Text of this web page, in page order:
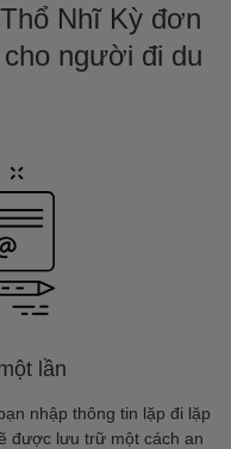
Nhĩ Kỳ đơn
người đi du
lần
nhập thông tin lặp đi lặp
được lưu trữ một cách an